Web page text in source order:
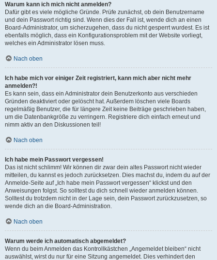
Warum kann ich mich nicht anmelden?
Dafür gibt es viele mögliche Gründe. Prüfe zunächst, ob dein Benutzername
und dein Passwort richtig sind. Wenn dies der Fall ist, wende dich an einen
Board-Administrator, um sicherzugehen, dass du nicht gesperrt wurdest. Es ist
ebenfalls möglich, dass ein Konfigurationsproblem mit der Website vorliegt,
welches ein Administrator lösen muss.
Nach oben
Ich habe mich vor einiger Zeit registriert, kann mich aber nicht mehr
anmelden?!
Es kann sein, dass ein Administrator dein Benutzerkonto aus verschieden
Gründen deaktiviert oder gelöscht hat. Außerdem löschen viele Boards
regelmäßig Benutzer, die für längere Zeit keine Beiträge geschrieben haben,
um die Datenbankgröße zu verringern. Registriere dich einfach erneut und
nimm aktiv an den Diskussionen teil!
Nach oben
Ich habe mein Passwort vergessen!
Das ist nicht schlimm! Wir können dir zwar dein altes Passwort nicht wieder
mitteilen, du kannst es jedoch zurücksetzen. Dies machst du, indem du auf der
Anmelde-Seite auf „Ich habe mein Passwort vergessen“ klickst und den
Anweisungen folgst. So solltest du dich schnell wieder anmelden können.
Solltest du trotzdem nicht in der Lage sein, dein Passwort zurückzusetzen, so
wende dich an die Board-Administration.
Nach oben
Warum werde ich automatisch abgemeldet?
Wenn du beim Anmelden das Kontrollkästchen „Angemeldet bleiben“ nicht
auswählst, wirst du nur für eine Sitzung angemeldet. Dies verhindert den